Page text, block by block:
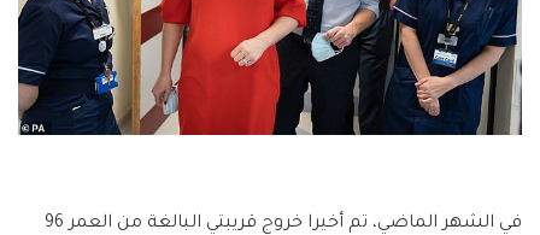
في الشهر الماضي، تم أخيرا خروج قريبتي البالغة من العمر 96